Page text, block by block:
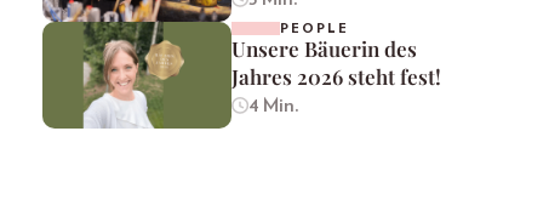
PEOPLE
Unsere Bäuerin des
Jahres 2026 steht fest!
4 Min.